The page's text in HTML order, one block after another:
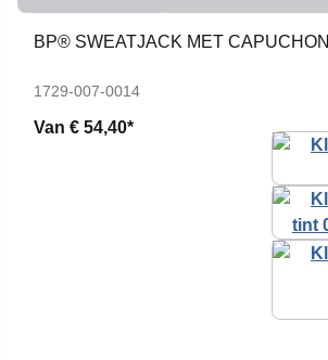
BP® SWEATJACK MET CAPUCHON
1729-007-0014
Van € 54,40*